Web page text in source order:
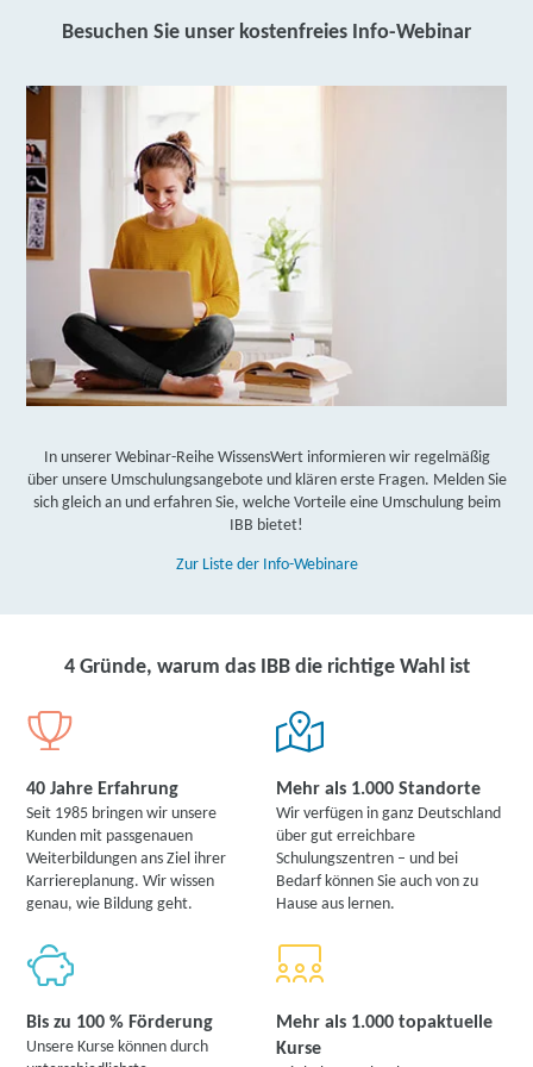
Video:
Besuchen Sie unser kostenfreies Info-Webinar
In unserer Webinar-Reihe WissensWert informieren wir regelmäßig
über unsere Umschulungsangebote und klären erste Fragen. Melden Sie
sich gleich an und erfahren Sie, welche Vorteile eine Umschulung beim
IBB bietet!
Zur Liste der Info-Webinare
4 Gründe, warum das IBB die richtige Wahl ist
40 Jahre Erfahrung
Seit 1985 bringen wir unsere
Kunden mit passgenauen
Weiterbildungen ans Ziel ihrer
Karriereplanung. Wir wissen
genau, wie Bildung geht.
Mehr als 1.000 Standorte
Wir verfügen in ganz Deutschland
über gut erreichbare
Schulungszentren – und bei
Bedarf können Sie auch von zu
Hause aus lernen.
Bis zu 100 % Förderung
Unsere Kurse können durch
Mehr als 1.000 topaktuelle
Kurse